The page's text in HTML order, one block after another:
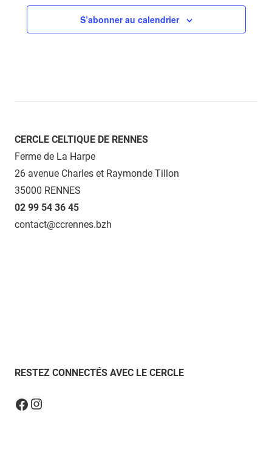
S’abonner au calendrier
CERCLE CELTIQUE DE RENNES
Ferme de La Harpe
26 avenue Charles et Raymonde Tillon
35000 RENNES
02 99 54 36 45
contact@ccrennes.bzh
RESTEZ CONNECTÉS AVEC LE CERCLE
Facebook
Instagram